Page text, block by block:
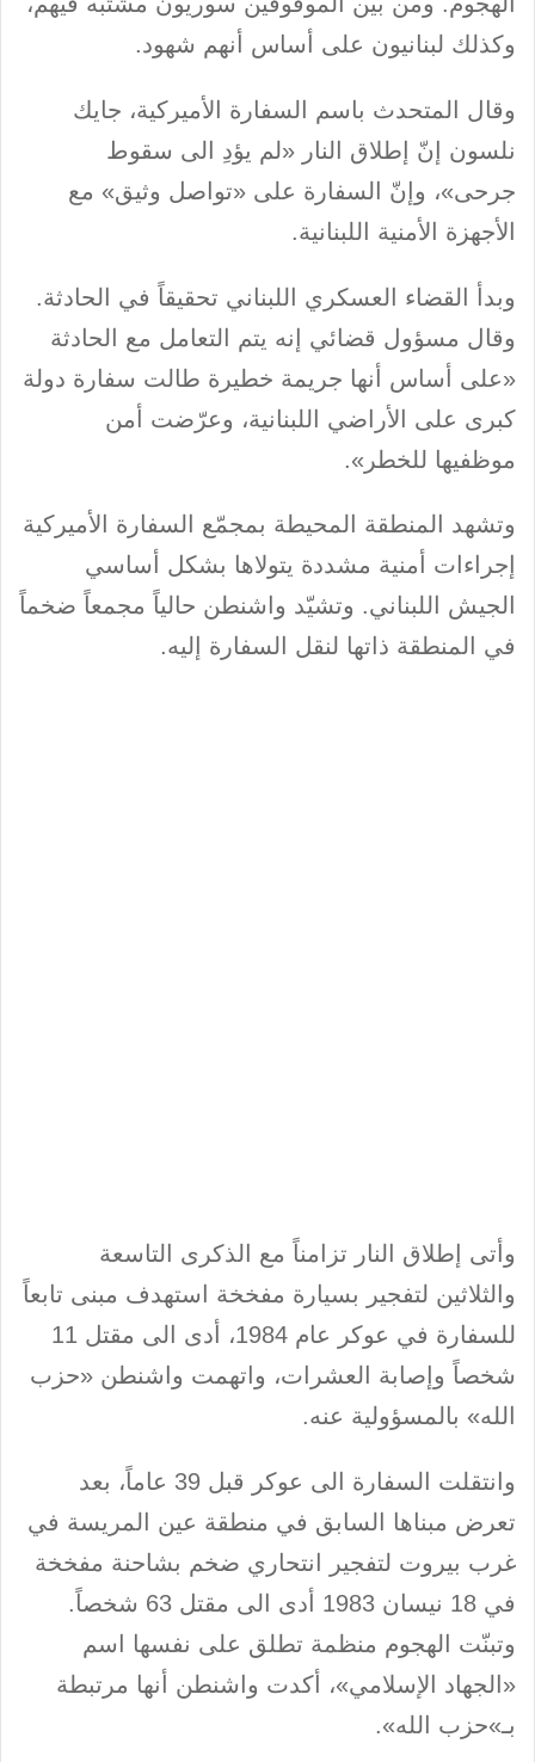
وكذلك لبنانيون على أساس أنهم شهود.
وقال المتحدث باسم السفارة الأميركية، جايك
نلسون إنّ إطلاق النار «لم يؤدِ الى سقوط
جرحى»، وإنّ السفارة على «تواصل وثيق» مع
الأجهزة الأمنية اللبنانية.
وبدأ القضاء العسكري اللبناني تحقيقاً في الحادثة.
وقال مسؤول قضائي إنه يتم التعامل مع الحادثة
«على أساس أنها جريمة خطيرة طالت سفارة دولة
كبرى على الأراضي اللبنانية، وعرّضت أمن
موظفيها للخطر».
وتشهد المنطقة المحيطة بمجمّع السفارة الأميركية
إجراءات أمنية مشددة يتولاها بشكل أساسي
الجيش اللبناني. وتشيّد واشنطن حالياً مجمعاً ضخماً
في المنطقة ذاتها لنقل السفارة إليه.
وأتى إطلاق النار تزامناً مع الذكرى التاسعة
والثلاثين لتفجير بسيارة مفخخة استهدف مبنى تابعاً
للسفارة في عوكر عام 1984، أدى الى مقتل 11
شخصاً وإصابة العشرات، واتهمت واشنطن «حزب
الله» بالمسؤولية عنه.
وانتقلت السفارة الى عوكر قبل 39 عاماً، بعد
تعرض مبناها السابق في منطقة عين المريسة في
غرب بيروت لتفجير انتحاري ضخم بشاحنة مفخخة
في 18 نيسان 1983 أدى الى مقتل 63 شخصاً.
وتبنّت الهجوم منظمة تطلق على نفسها اسم
«الجهاد الإسلامي»، أكدت واشنطن أنها مرتبطة
بـ»حزب الله».